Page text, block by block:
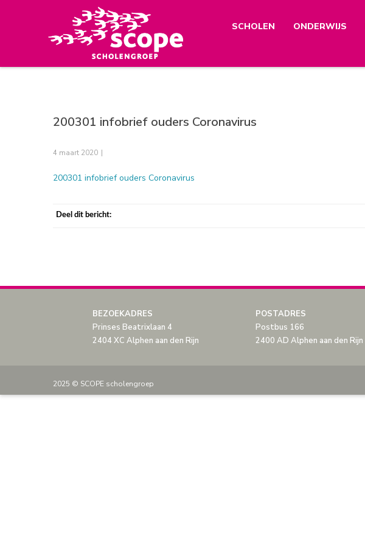
SCHOLEN ONDERWIJS
200301 infobrief ouders Coronavirus
4 maart 2020 |
200301 infobrief ouders Coronavirus
Deel dit bericht:
BEZOEKADRES
Prinses Beatrixlaan 4
2404 XC Alphen aan den Rijn
POSTADRES
Postbus 166
2400 AD Alphen aan den Rijn
2025 © SCOPE scholengroep